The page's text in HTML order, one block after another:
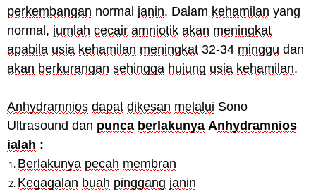
perkembangan normal janin. Dalam kehamilan yang
normal, jumlah cecair amniotik akan meningkat
apabila usia kehamilan meningkat 32-34 minggu dan
akan berkurangan sehingga hujung usia kehamilan.
Anhydramnios dapat dikesan melalui Sono
Ultrasound dan punca berlakunya Anhydramnios
ialah :
Berlakunya pecah membran
Kegagalan buah pinggang janin